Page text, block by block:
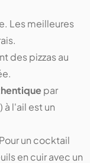
Les meilleures
des pizzas au
par
) à l'ail est un
Pour un cocktail
en cuir avec un